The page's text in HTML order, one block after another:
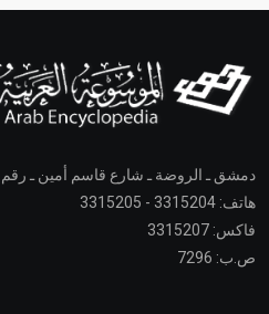
دمشق ـ الروضة ـ شارع قاسم أمين ـ رقم 39
هاتف: 3315204 - 3315205
فاكس: 3315207
ص.ب: 7296